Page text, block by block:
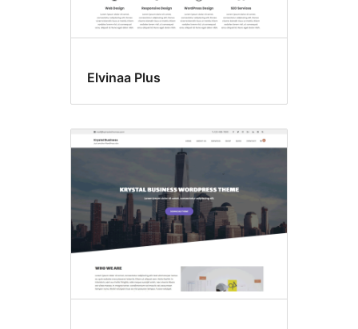
Elvinaa Plus